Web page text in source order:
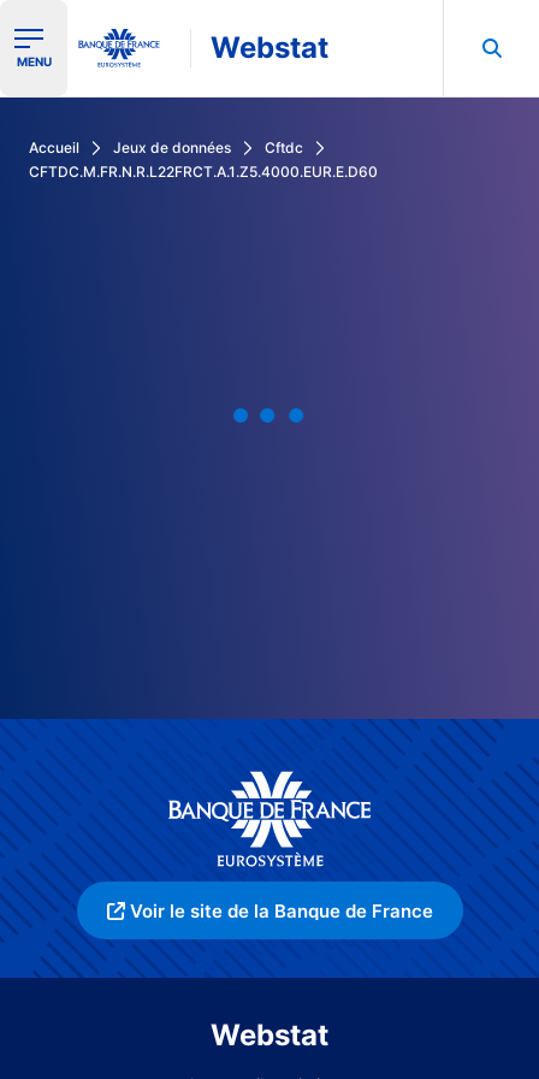
Ouvrir le menu de navigation
MENU Webstat
Accueil Jeux de données
Cftdc
CFTDC.M.FR.N.R.L22FRCT.A.1.Z5.4000.EUR.E.D60
Voir le site de la Banque de France
Webstat